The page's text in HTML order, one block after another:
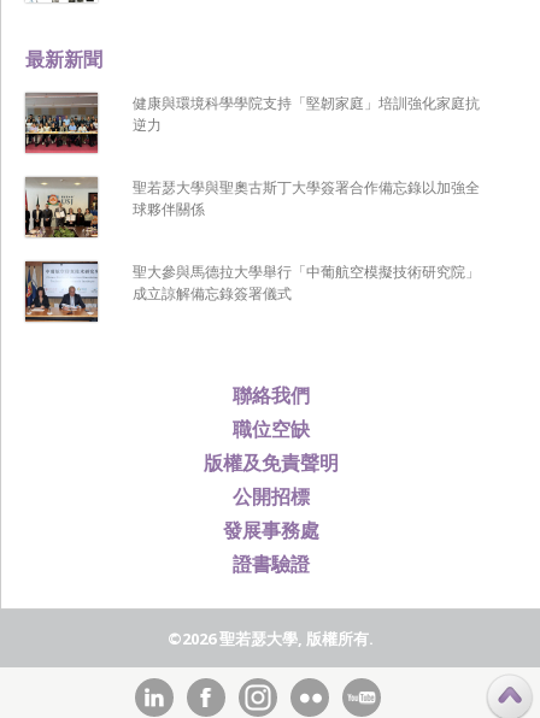
聯絡我們
職位空缺
版權及免責聲明
公開招標
發展事務處
證書驗證
最新新聞
健康與環境科學學院支持「堅韌家庭」培訓強化家庭抗
逆力
聖若瑟大學與聖奧古斯丁大學簽署合作備忘錄以加強全
球夥伴關係
聖大參與馬德拉大學舉行「中葡航空模擬技術研究院」
成立諒解備忘錄簽署儀式
©2026 聖若瑟大學, 版權所有.